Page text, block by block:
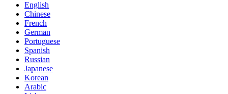
English
Chinese
French
German
Portuguese
Spanish
Russian
Japanese
Korean
Arabic